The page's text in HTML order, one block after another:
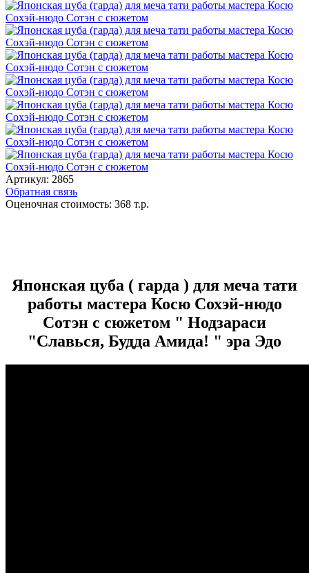
Артикул: 2865
Обратная связь
Оценочная стоимость: 368 т.р.
Японская цуба ( гарда ) для меча тати
работы мастера Косю Сохэй-нюдо
Сотэн с сюжетом " Нодзараси
"Славься, Будда Амида! " эра Эдо